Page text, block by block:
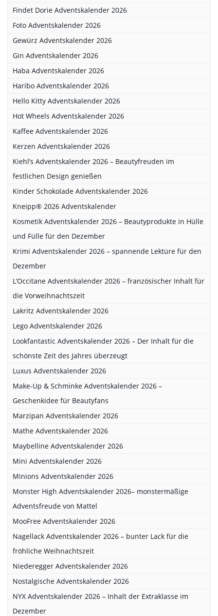
Findet Dorie Adventskalender 2026
Foto Adventskalender 2026
Gewürz Adventskalender 2026
Gin Adventskalender 2026
Haba Adventskalender 2026
Haribo Adventskalender 2026
Hello Kitty Adventskalender 2026
Hot Wheels Adventskalender 2026
Kaffee Adventskalender 2026
Kerzen Adventskalender 2026
Kiehl’s Adventskalender 2026 – Beautyfreuden im
festlichen Design genießen
Kinder Schokolade Adventskalender 2026
Kneipp® 2026 Adventskalender
Kosmetik Adventskalender 2026 – Beautyprodukte in Hülle
und Fülle für den Dezember
Krimi Adventskalender 2026 – spannende Lektüre für den
Dezember
L’Occitane Adventskalender 2026 – französischer Inhalt für
die Vorweihnachtszeit
Lakritz Adventskalender 2026
Lego Adventskalender 2026
Lookfantastic Adventskalender 2026 – Der Inhalt für die
schönste Zeit des Jahres überzeugt
Luxus Adventskalender 2026
Make-Up & Schminke Adventskalender 2026 –
Geschenkidee für Beautyfans
Marzipan Adventskalender 2026
Mathe Adventskalender 2026
Maybelline Adventskalender 2026
Mini Adventskalender 2026
Minions Adventskalender 2026
Monster High Adventskalender 2026– monstermäßige
Adventsfreude von Mattel
MooFree Adventskalender 2026
Nagellack Adventskalender 2026 – bunter Lack für die
fröhliche Weihnachtszeit
Niederegger Adventskalender 2026
Nostalgische Adventskalender 2026
NYX Adventskalender 2026 – Inhalt der Extraklasse im
Dezember